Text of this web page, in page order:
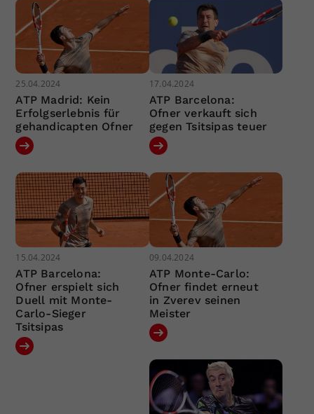
25.04.2024
ATP Madrid: Kein
Erfolgserlebnis für
gehandicapten Ofner
17.04.2024
ATP Barcelona:
Ofner verkauft sich
gegen Tsitsipas teuer
15.04.2024
ATP Barcelona:
Ofner erspielt sich
Duell mit Monte-
Carlo-Sieger
Tsitsipas
09.04.2024
ATP Monte-Carlo:
Ofner findet erneut
in Zverev seinen
Meister